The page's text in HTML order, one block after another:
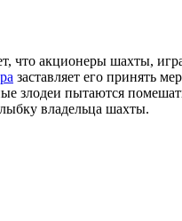
что акционеры шахты,
заставляет его принять
злодеи пытаются
владельца шахты.